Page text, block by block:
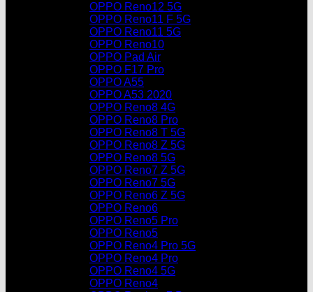
OPPO Reno12 5G
OPPO Reno11 F 5G
OPPO Reno11 5G
OPPO Reno10
OPPO Pad Air
OPPO F17 Pro
OPPO A55
OPPO A53 2020
OPPO Reno8 4G
OPPO Reno8 Pro
OPPO Reno8 T 5G
OPPO Reno8 Z 5G
OPPO Reno8 5G
OPPO Reno7 Z 5G
OPPO Reno7 5G
OPPO Reno6 Z 5G
OPPO Reno6
OPPO Reno5 Pro
OPPO Reno5
OPPO Reno4 Pro 5G
OPPO Reno4 Pro
OPPO Reno4 5G
OPPO Reno4